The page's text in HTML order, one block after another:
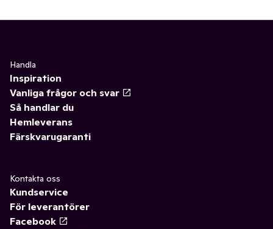
Handla
Inspiration
Vanliga frågor och svar
Så handlar du
Hemleverans
Färskvarugaranti
Kontakta oss
Kundservice
För leverantörer
Facebook